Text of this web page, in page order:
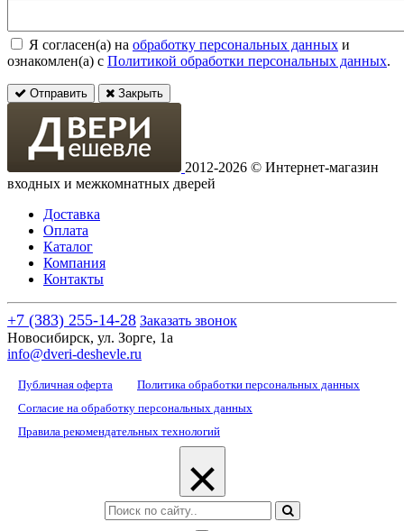
Я согласен(а) на обработку персональных данных и
ознакомлен(а) с Политикой обработки персональных данных.
Отправить Закрыть
2012-2026 © Интернет-магазин
входных и межкомнатных дверей
Доставка
Оплата
Каталог
Компания
Контакты
+7 (383) 255-14-28 Заказать звонок
Новосибирск, ул. Зорге, 1а
info@dveri-deshevle.ru
Публичная оферта
Политика обработки персональных данных
Согласие на обработку персональных данных
Правила рекомендательных технологий
×